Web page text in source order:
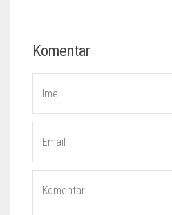
Komentar